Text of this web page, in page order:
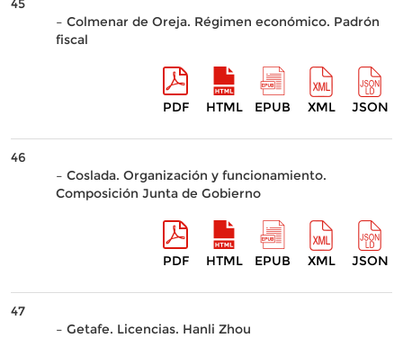
45
– Colmenar de Oreja. Régimen económico. Padrón
fiscal
PDF HTML EPUB XML JSON
46
– Coslada. Organización y funcionamiento.
Composición Junta de Gobierno
PDF HTML EPUB XML JSON
47
– Getafe. Licencias. Hanli Zhou